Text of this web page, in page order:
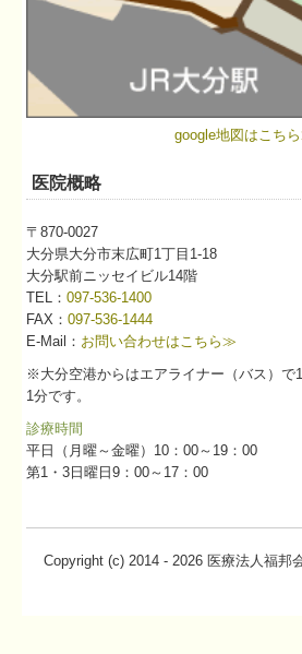
google地図はこち
医院概略
〒870-0027
大分県大分市末広町1丁目1-18
大分駅前ニッセイビル14階
TEL：097-536-1400
FAX：097-536-1444
E-Mail： お問い合わせはこちら≫
※大分空港からはエアライナー（バス）で
1分です。
診療時間
平日（月曜～金曜）10：00～19：00
第1・3日曜日9：00～17：00
Copyright (c) 2014 - 2026 医療法人福